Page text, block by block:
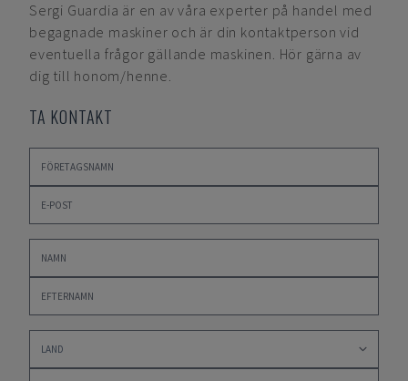
Sergi Guardia är en av våra experter på handel med
begagnade maskiner och är din kontaktperson vid
eventuella frågor gällande maskinen. Hör gärna av
dig till honom/henne.
TA KONTAKT